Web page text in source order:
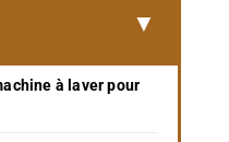
à laver pour